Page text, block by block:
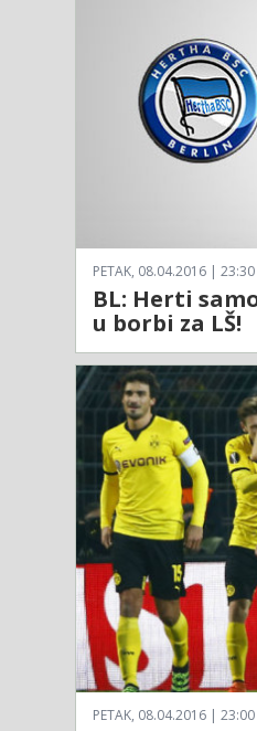
PETAK, 08.04.2016 | 23:30
BL: Herti
u borbi za LŠ!
PETAK, 08.04.2016 | 23:00